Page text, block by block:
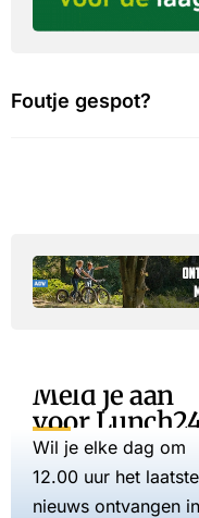
Foutje gespot?
Meld je aan
voor
Wil je elke dag om
12.00 uur het laatste
nieuws ontvangen in